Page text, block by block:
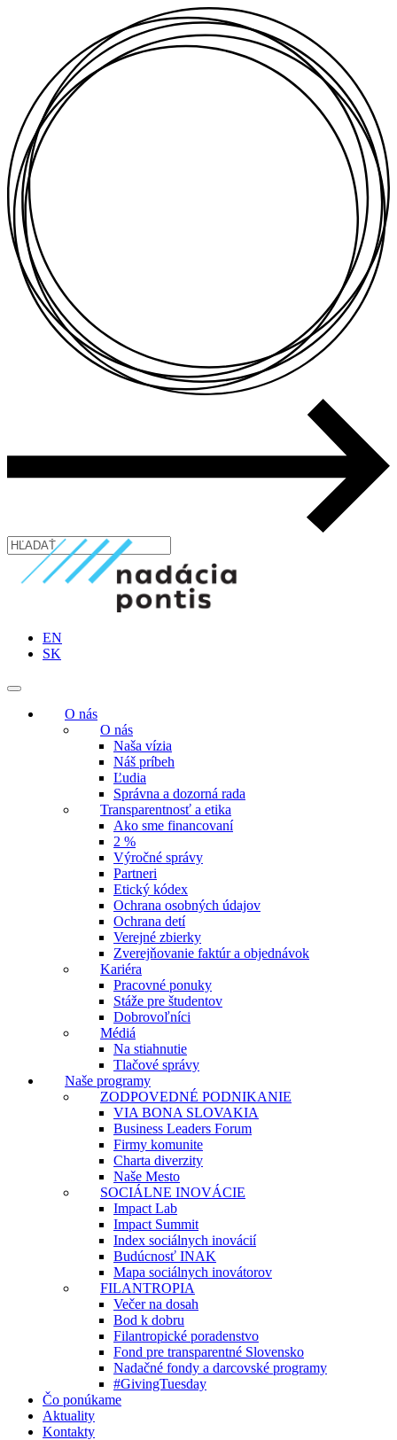
EN
SK
O nás
O nás
Naša vízia
Náš príbeh
Ľudia
Správna a dozorná rada
Transparentnosť a etika
Ako sme financovaní
2 %
Výročné správy
Partneri
Etický kódex
Ochrana osobných údajov
Ochrana detí
Verejné zbierky
Zverejňovanie faktúr a objednávok
Kariéra
Pracovné ponuky
Stáže pre študentov
Dobrovoľníci
Médiá
Na stiahnutie
Tlačové správy
Naše programy
ZODPOVEDNÉ PODNIKANIE
VIA BONA SLOVAKIA
Business Leaders Forum
Firmy komunite
Charta diverzity
Naše Mesto
SOCIÁLNE INOVÁCIE
Impact Lab
Impact Summit
Index sociálnych inovácií
Budúcnosť INAK
Mapa sociálnych inovátorov
FILANTROPIA
Večer na dosah
Bod k dobru
Filantropické poradenstvo
Fond pre transparentné Slovensko
Nadačné fondy a darcovské programy
#GivingTuesday
Čo ponúkame
Aktuality
Kontakty